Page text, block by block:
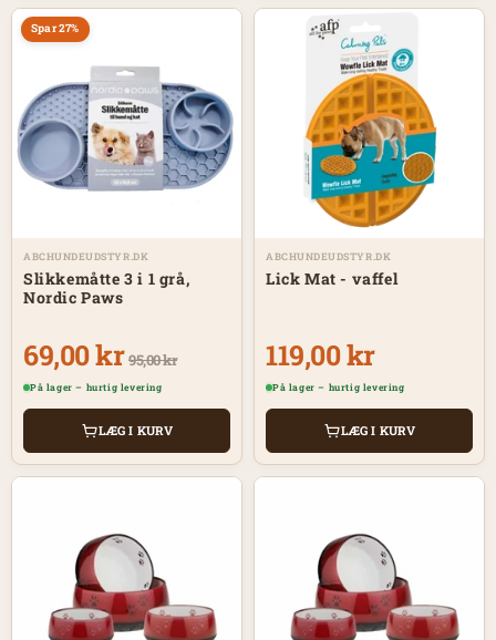
Spar 27%
ABCHUNDEUDSTYR.DK
Slikkemåtte 3 i 1 grå,
Nordic Paws
69,00 kr 95,00 kr
På lager – hurtig levering
LÆG I KURV
ABCHUNDEUDSTYR.DK
Lick Mat - vaffel
119,00 kr
På lager – hurtig levering
LÆG I KURV